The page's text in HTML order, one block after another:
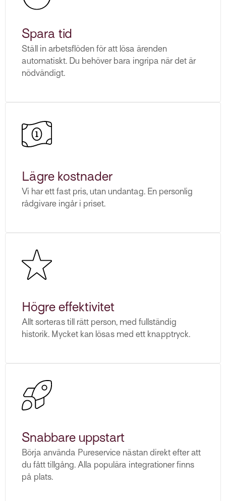
Spara tid
Ställ in arbetsflöden för att lösa ärenden
automatiskt. Du behöver bara ingripa när det är
nödvändigt.
Lägre kostnader
Vi har ett fast pris, utan undantag. En personlig
rådgivare ingår i priset.
Högre effektivitet
Allt sorteras till rätt person, med fullständig
historik. Mycket kan lösas med ett knapptryck.
Snabbare uppstart
Börja använda Pureservice nästan direkt efter att
du fått tillgång. Alla populära integrationer finns
på plats.